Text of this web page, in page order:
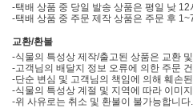
-택배 상품 중 당일 발송 상품은 평일 낮
-택배 상품 중 주문 제작 상품은 주문 후
교환/환불
-식물의 특성상 제작/출고된 상품은 교환
-고객님의 배달지 정보 오류에 의한 주문
-단순 변심 및 고객님의 책임에 의해 훼손
-식물의 특성상 계절 및 지역에 따라 이미
-위 사유로는 취소 및 환불이 불가능합니다.